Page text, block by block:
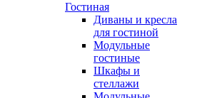
Гостиная
Диваны и кресла
для гостиной
Модульные
гостиные
Шкафы и
стеллажи